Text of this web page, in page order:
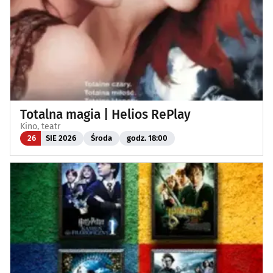
Totalna magia | Helios RePlay
Kino, teatr
26 SIE 2026 Środa godz. 18:00